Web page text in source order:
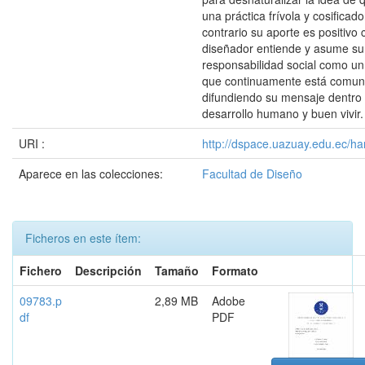
una práctica frívola y
contrario su aporte es positivo
diseñador entiende y asume su
responsabilidad social como
que continuamente está
difundiendo su mensaje
desarrollo humano y buen vivir.
URI :
http://dspace.uazuay.edu.ec/
Aparece en las colecciones:
Facultad de Diseño
Ficheros en este ítem:
Fichero
Descripción Tamaño
Formato
09783.p
df
2,89 MB
Adobe
PDF